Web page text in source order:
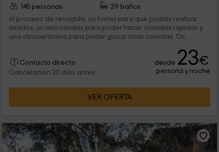
145 personas
29 baños
el proceso de recogida, un horno para que podáis realizar
asados, un microondas para poder hacer comidas rápidas y
una vitrocerámica para poder guisar ricas comidas. Os
Contacto directo
Cancelación 30 días antes
desde 23€
persona y noche
VER OFERTA